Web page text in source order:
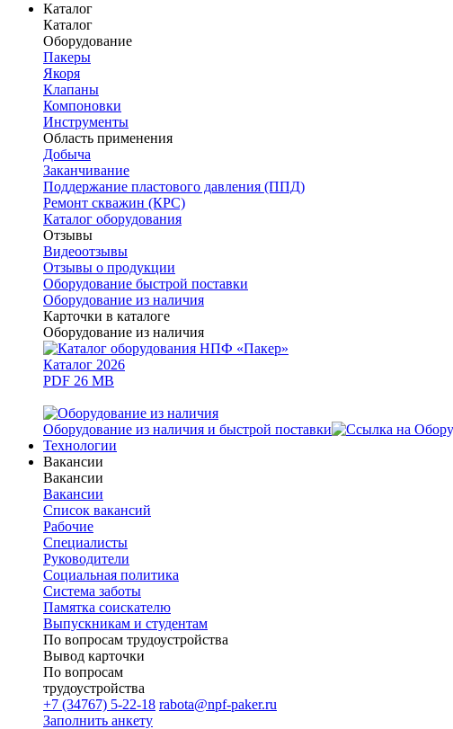
Каталог
Каталог
Оборудование
Пакеры
Якоря
Клапаны
Компоновки
Инструменты
Область применения
Добыча
Заканчивание
Поддержание пластового давления (ППД)
Ремонт скважин (КРС)
Каталог оборудования
Отзывы
Видеоотзывы
Отзывы о продукции
Оборудование быстрой поставки
Оборудование из наличия
Карточки в каталоге
Оборудование из наличия
Каталог 2026
PDF 26 MB
Оборудование из наличия и быстрой поставки
Технологии
Вакансии
Вакансии
Вакансии
Список вакансий
Рабочие
Специалисты
Руководители
Cоциальная политика
Система заботы
Памятка соискателю
Выпускникам и студентам
По вопросам трудоустройства
Вывод карточки
По вопросам
трудоустройства
+7 (34767) 5-22-18 rabota@npf-paker.ru
Заполнить анкету